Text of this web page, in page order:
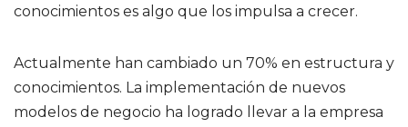
conocimientos es algo que los impulsa a crecer.
Actualmente han cambiado un 70% en estructura y
conocimientos. La implementación de nuevos
modelos de negocio ha logrado llevar a la empresa